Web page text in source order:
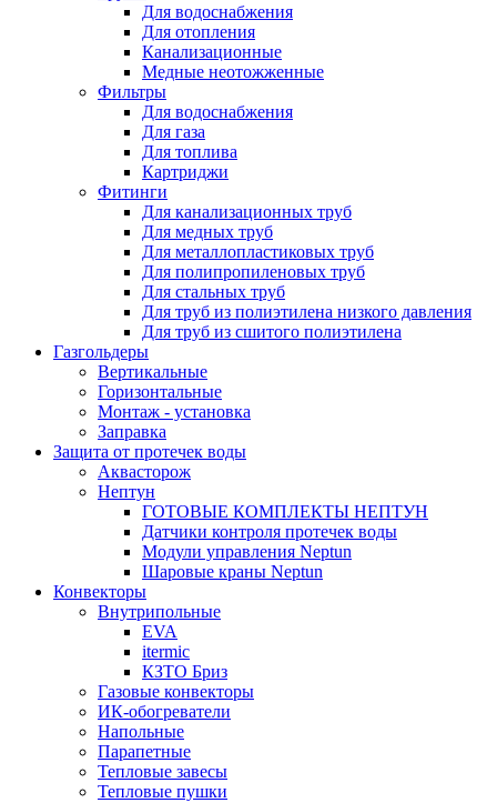
Для водоснабжения
Для отопления
Канализационные
Медные неотожженные
Фильтры
Для водоснабжения
Для газа
Для топлива
Картриджи
Фитинги
Для канализационных труб
Для медных труб
Для металлопластиковых труб
Для полипропиленовых труб
Для стальных труб
Для труб из полиэтилена низкого давления
Для труб из сшитого полиэтилена
Газгольдеры
Вертикальные
Горизонтальные
Монтаж - установка
Заправка
Защита от протечек воды
Аквасторож
Нептун
ГОТОВЫЕ КОМПЛЕКТЫ НЕПТУН
Датчики контроля протечек воды
Модули управления Neptun
Шаровые краны Neptun
Конвекторы
Внутрипольные
EVA
itermic
КЗТО Бриз
Газовые конвекторы
ИК-обогреватели
Напольные
Парапетные
Тепловые завесы
Тепловые пушки